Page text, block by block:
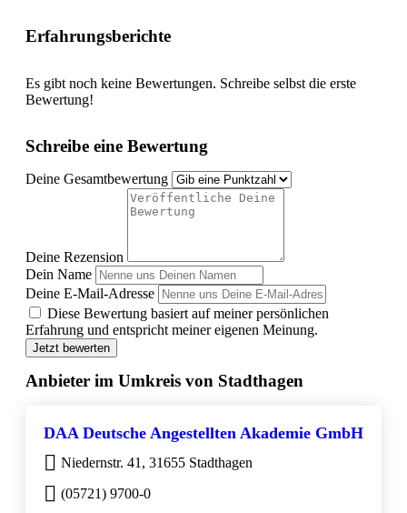
Erfahrungsberichte
Es gibt noch keine Bewertungen. Schreibe selbst die erste
Bewertung!
Schreibe eine Bewertung
Deine Gesamtbewertung
Deine Rezension
Dein Name
Deine E-Mail-Adresse
Diese Bewertung basiert auf meiner persönlichen
Erfahrung und entspricht meiner eigenen Meinung.
Jetzt bewerten
Anbieter im Umkreis von Stadthagen
DAA Deutsche Angestellten Akademie GmbH
Niedernstr. 41, 31655 Stadthagen
(05721) 9700-0